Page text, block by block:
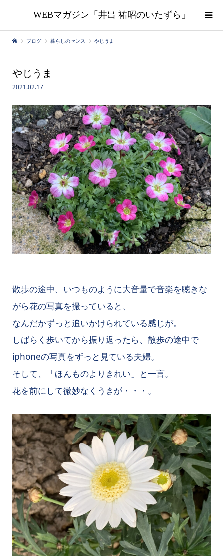
WEBマガジン「井出 祐昭のいたずら」
ブログ 暮らしのセンス やじうま
やじうま
2021.02.17
散歩の途中、いつものように大音量で音楽を聴きな
がら花の写真を撮っていると、
なんだかずっと追いかけられている感じが。
しばらく歩いてから振り返ったら、散歩の途中で
iphoneの写真をずっと見ている夫婦。
そして、「ほんものよりきれい」と一言。
花を前にして微妙なくうきが・・・。